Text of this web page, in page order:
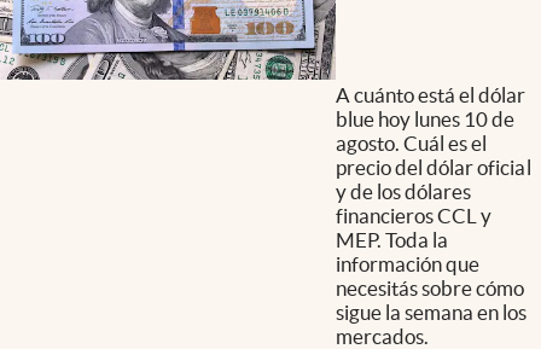
A cuánto está el dólar
blue hoy lunes 10 de
agosto. Cuál es el
precio del dólar oficial
y de los dólares
financieros CCL y
MEP. Toda la
información que
necesitás sobre cómo
sigue la semana en los
mercados.